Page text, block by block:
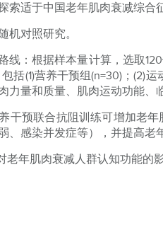
索适于中国老年肌肉衰减综合
机对照研究。
线：根据样本量计算，选取
括(1)营养干预组(n=30)；(2)
力量和质量、肌肉运动功能、
干预联合抗阻训练可增加老
、感染并发症等），并提高老
年肌肉衰减人群认知功能的